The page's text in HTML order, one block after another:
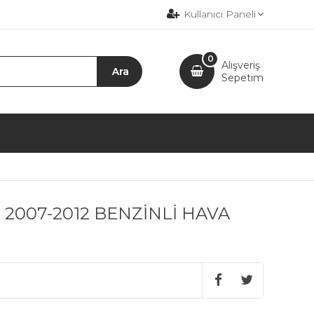
Kullanıcı Paneli
Alışveriş
Sepetim
0
2007-2012 BENZİNLİ HAVA